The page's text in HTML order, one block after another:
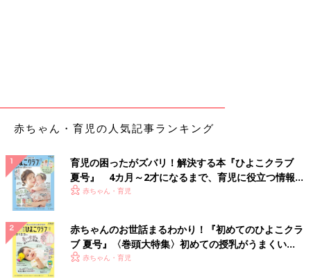
子を記録しておくと、少しの異変も気づきやすくなります。初め
しく思いがち。育児日記に書き残すことで、冷静に対処できるよ
うになるでしょう。
2 赤ちゃんの成長過程がひと目でわかる
生後すぐの赤ちゃんの体はフニャフニャで、抱っこするのもひと
苦労。でも、首がすわるようになるなど、日々成長していきま
す。そういった、ずっと覚えておきたい大切な成長を、記録とし
て残せるのは育児日記の醍醐味。｢やってみよう!｣と思った日か
赤ちゃん・育児の人気記事ランキング
育児の困ったがズバリ！解決する本『ひよこクラブ
夏号』 4カ月～2才になるまで、育児に役立つ情報が
いっぱい！
赤ちゃん・育児
赤ちゃんのお世話まるわかり！『初めてのひよこクラ
ブ 夏号』〈巻頭大特集〉初めての授乳がうまくい
く！ おっぱい・ミルクの基本と夏のトラブル 解決テ
赤ちゃん・育児